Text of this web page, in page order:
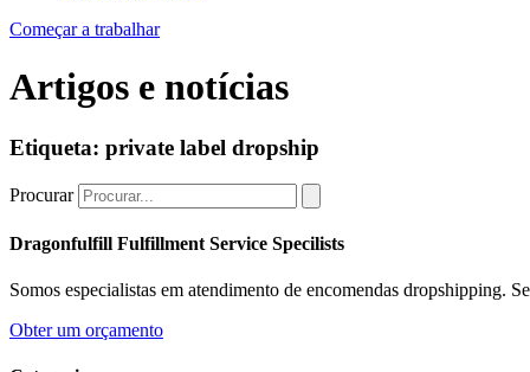
Começar a trabalhar
Artigos e notícias
Etiqueta: private label dropship
Procurar
Dragonfulfill Fulfillment Service Specilists
Somos especialistas em atendimento de encomendas dropshipping.
Obter um orçamento